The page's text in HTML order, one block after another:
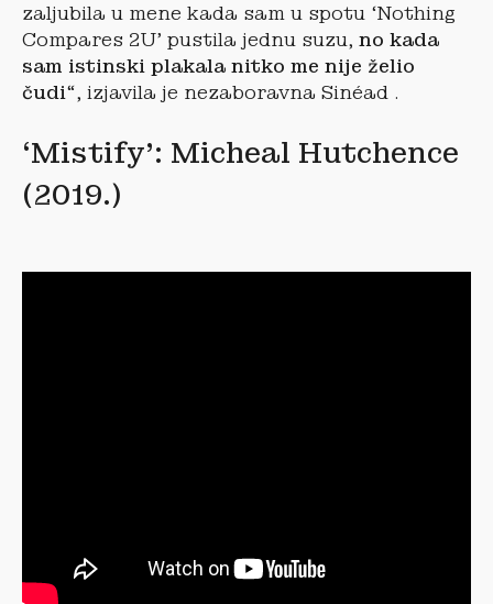
zaljubila u mene kada sam u spotu ‘Nothing
Compares 2U’ pustila jednu suzu, no kada
sam istinski plakala nitko me nije želio
čudi“, izjavila je nezaboravna Sinéad .
‘Mistify’: Micheal Hutchence
(2019.)